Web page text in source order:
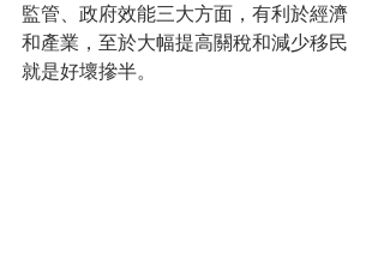
監管、政府效能三大方面，有利於經濟
和產業，至於大幅提高關稅和減少移民
就是好壞摻半。